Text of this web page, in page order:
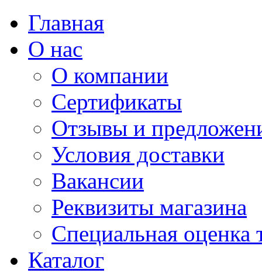
Главная
О нас
О компании
Сертификаты
Отзывы и
Условия доставки
Вакансии
Реквизиты магазина
Специальная оценка
Каталог